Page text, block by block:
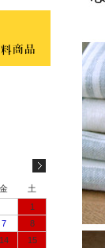
金
土
1
7
8
14
15